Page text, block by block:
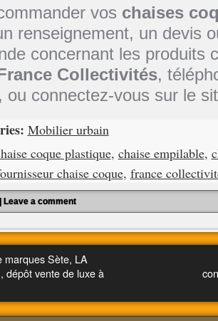
vos chaises
renseignement, un devis
concernant les produits
Collectivités,
ou connectez-vous sur le
Mobilier urbain
coque plastique, chaise empilable,
chaise coque, france
Leave a comment
marques Sète, LA
dépôt vente de luxe à